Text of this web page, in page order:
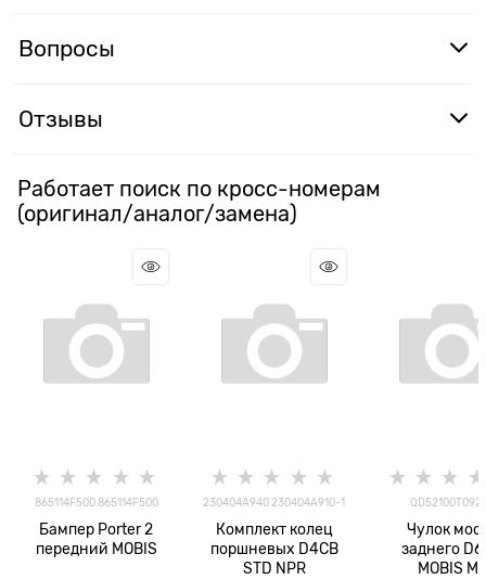
Вопросы
Отзывы
Работает поиск по кросс-номерам
(оригинал/аналог/замена)
865114F500 865114F500
Бампер Porter 2
передний MOBIS
230404A940 230404A910-1
Комплект колец
поршневых D4CB
STD NPR
Чулок
заднего
MOBIS MK